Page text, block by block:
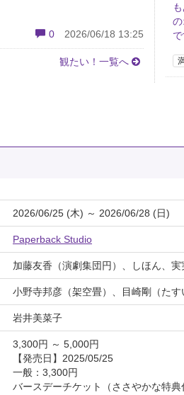
0 2026/06/18 13:25
観たい！一覧へ
2026/06/25 (木) ～ 2026/06/28 (日)
Paperback Studio
加藤友香（演劇集団円）、しほん、
小野寺邦彦（架空畳）、目崎剛（た
岩井美菜子
3,300円 ～ 5,000円
【発売日】2025/05/25
一般：3,300円
バースデーチケット（ささやかな特